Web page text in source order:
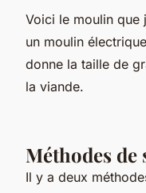
Voici le moulin que
un moulin
donne la taille de
la viande.
Méthodes de
Il y a deux